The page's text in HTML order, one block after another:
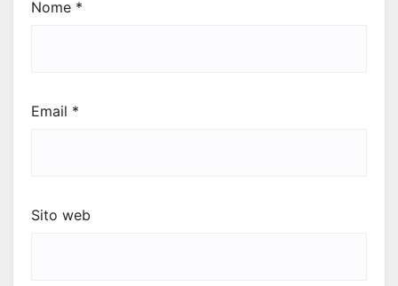
Nome *
Email *
Sito web